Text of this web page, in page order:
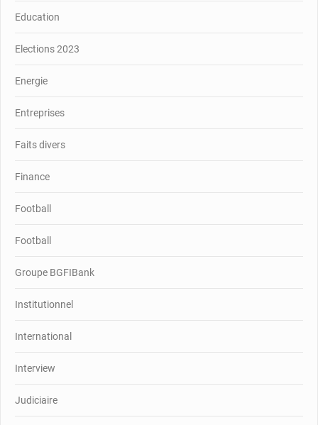
Education
Elections 2023
Energie
Entreprises
Faits divers
Finance
Football
Football
Groupe BGFIBank
Institutionnel
International
Interview
Judiciaire